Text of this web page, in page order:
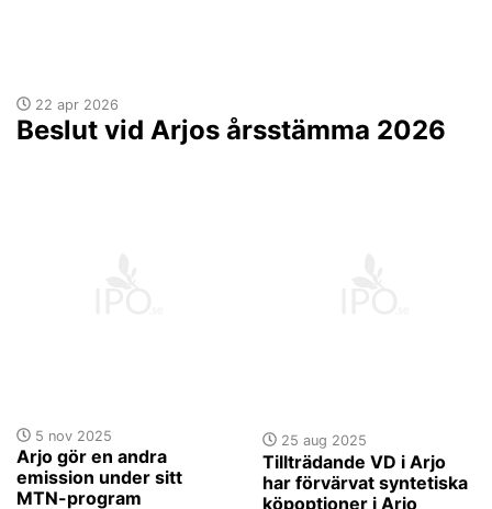
22 apr 2026
Beslut vid Arjos årsstämma 2026
5 nov 2025
Arjo gör en andra
emission under sitt
MTN-program
25 aug 2025
Tillträdande VD i Arjo
har förvärvat syntetiska
köpoptioner i Arjo